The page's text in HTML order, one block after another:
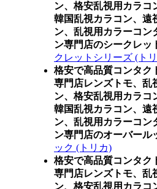
ン、格安乱視用カラコ
韓国乱視カラコン、遠
ン、乱視用カラーコン
ン専門店のシークレッ
クレットシリーズ (ト
格安で高品質コンタク
専門店レンズトモ、乱
ン、格安乱視用カラコ
韓国乱視カラコン、遠
ン、乱視用カラーコン
ン専門店のオーバール
ック (トリカ)
格安で高品質コンタク
専門店レンズトモ、乱
ン、格安乱視用カラコ